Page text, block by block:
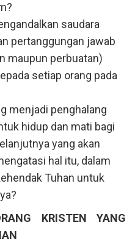
saudara
pertanggungan jawab
maupun perbuatan)
setiap orang pada
menjadi penghalang
hidup dan mati bagi
yang akan
hal itu, dalam
Tuhan untuk
KRISTEN YANG